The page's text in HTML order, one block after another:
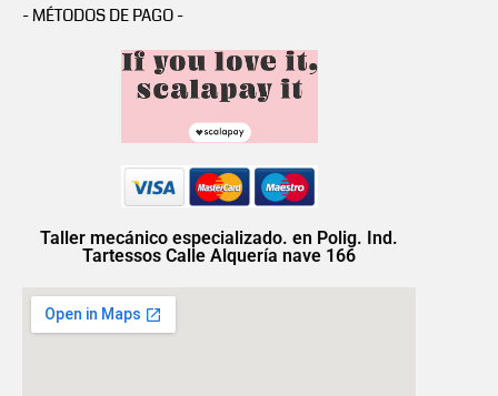
- MÉTODOS DE PAGO -
Taller mecánico especializado. en Polig. Ind.
Tartessos Calle Alquería nave 166